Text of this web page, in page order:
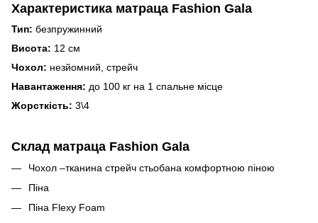
Характеристика матраца Fashion Gala
Тип: безпружинний
Висота: 12 см
Чохол: незйомний, стрейч
Навантаження: до 100 кг на 1 спальне місце
Жорсткість: 3\4
Склад матраца Fashion Gala
Чохол –тканина стрейч стьобана комфортною піною
Піна
Піна Flexy Foam